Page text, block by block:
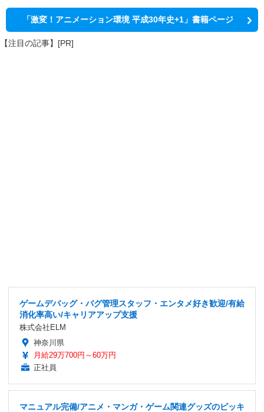
「激変！アニメーション環境 平成30年史+1」書籍ページ
【注目の記事】[PR]
ゲームデバッグ・バグ管理スタッフ・エンタメ好き歓迎/有給
消化率高い/キャリアアップ支援
株式会社ELM
神奈川県
月給29万700円～60万円
正社員
マニュアル完備/アニメ・マンガ・ゲーム関連グッズのピッキ